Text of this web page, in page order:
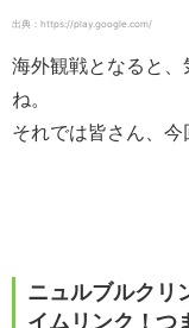
出典：https://play.google.com/
海外観戦となると
ね。
それでは皆さん、今
ニュルブルクリ
イムリンク！つ